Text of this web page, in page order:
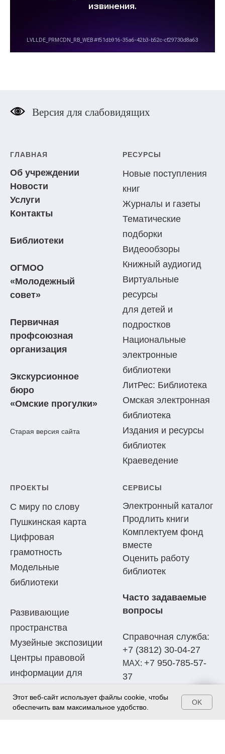
Версия для слабовидящих
ГЛАВНАЯ
Об учреждении
Новости
Услуги
Контакты
Библиотеки
ОГМОО
«Молодежный
совет»
Первичная
профсоюзная
организация
Экскурсионное
бюро
«Омские прогулки»
Старая версия сайта
РЕСУРСЫ
Новые поступления
книг
Журналы и газеты
Тематические
подборки
Видеообзоры
Книжный аудиогид
Виртуальные
ресурсы
для детей и
подростков
Национальные
электронные
библиотеки
ЛитРес: Библиотека
Омская электронная
библиотека
Издания и ресурсы
библиотек
Краеведение
ПРОЕКТЫ
С миру по слову
Пушкинская карта
Цифровая
грамотность
Модельные
библиотеки
Развивающие
пространства
Музейные экспозиции
Центры правовой
информации для
Клубы по интересам
СЕРВИСЫ
Электронный каталог
Продлить книги
Комплектуем фонд
вместе
Оценить работу
библиотек
Часто задаваемые
вопросы
Справочная служба:
+7 (3812) 30-04-27
МАХ: +7 950-785-57-
37
Написать письмо:
Этот веб-сайт использует файлы cookie, чтобы
обеспечить вам максимальное удобство.
OK